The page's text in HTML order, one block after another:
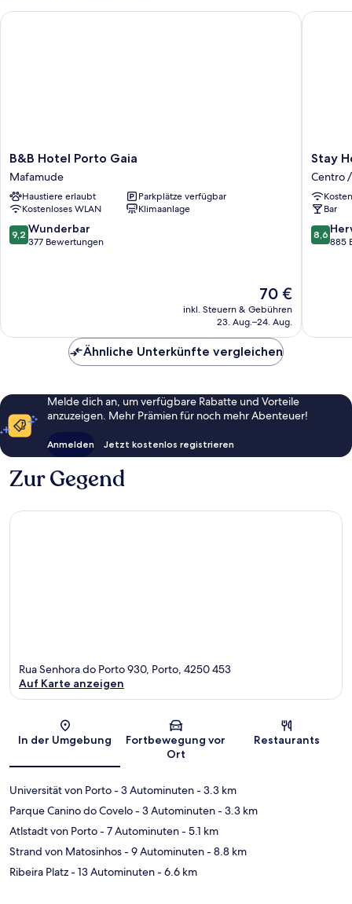
B&B
Hotel
Porto
Gaia
Mafamude
B&B Hotel Porto Gaia
Mafamude
Haustiere erlaubt
Parkplätze verfügbar
Kostenloses WLAN
Klimaanlage
9.2
von
9,2 Wunderbar
377 Bewertungen
Der
Preis
beträgt
70 €
inkl. Steuern & Gebühren
23. Aug.–24. Aug.
B&B Hotel Porto Gaia
Stay
Hotel
Porto
Centro
Centro
/
Stay
Centro
Bar
8.6
von
8,6
885
Stay
Ähnliche Unterkünfte vergleichen
Melde dich an, um verfügbare Rabatte und Vorteile
anzuzeigen. Mehr Prämien für noch mehr Abenteuer!
Anmelden Jetzt kostenlos registrieren
Zur Gegend
Karte
Rua Senhora do Porto 930, Porto, 4250 453
Auf Karte anzeigen
In der Umgebung
Fortbewegung vor
Ort
Restaurants
Universität von Porto- 3 Autominuten- 3.3 km
Parque Canino do Covelo- 3 Autominuten- 3.3 km
Atlstadt von Porto- 7 Autominuten- 5.1 km
Strand von Matosinhos- 9 Autominuten- 8.8 km
Ribeira Platz- 13 Autominuten- 6.6 km